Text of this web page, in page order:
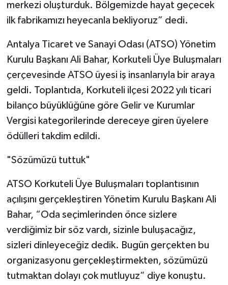
merkezi oluşturduk. Bölgemizde hayat geçecek
ilk fabrikamızı heyecanla bekliyoruz” dedi.
Antalya Ticaret ve Sanayi Odası (ATSO) Yönetim
Kurulu Başkanı Ali Bahar, Korkuteli Üye Buluşmaları
çerçevesinde ATSO üyesi iş insanlarıyla bir araya
geldi. Toplantıda, Korkuteli ilçesi 2022 yılı ticari
bilanço büyüklüğüne göre Gelir ve Kurumlar
Vergisi kategorilerinde dereceye giren üyelere
ödülleri takdim edildi.
"Sözümüzü tuttuk"
ATSO Korkuteli Üye Buluşmaları toplantısının
açılışını gerçekleştiren Yönetim Kurulu Başkanı Ali
Bahar, “Oda seçimlerinden önce sizlere
verdiğimiz bir söz vardı, sizinle buluşacağız,
sizleri dinleyeceğiz dedik. Bugün gerçekten bu
organizasyonu gerçekleştirmekten, sözümüzü
tutmaktan dolayı çok mutluyuz” diye konuştu.